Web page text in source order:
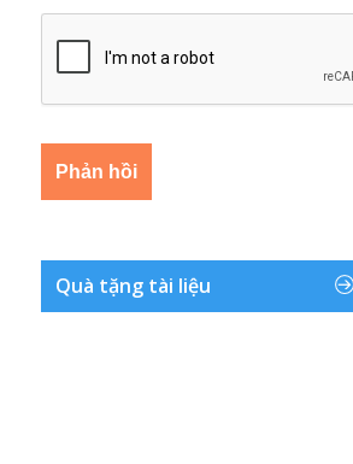
Quà tặng tài liệu